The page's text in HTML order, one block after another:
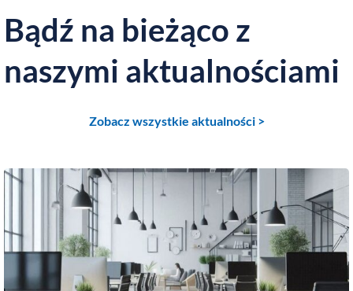
Bądź na bieżąco z
naszymi aktualnościami
Zobacz wszystkie aktualności >